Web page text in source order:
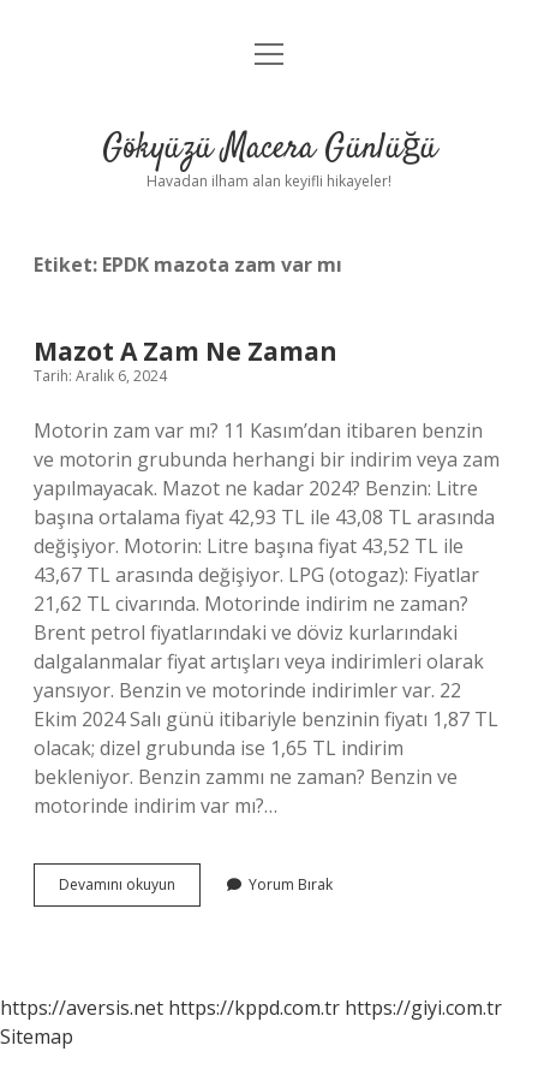
Anasayfa
Yasal Uyarı
menüyü
Gökyüzü Macera Günlüğü
Havadan ilham alan keyifli hikayeler!
Etiket: EPDK mazota zam var mı
Mazot A Zam Ne Zaman
Tarih: Aralık 6, 2024
Motorin zam var mı? 11 Kasım’dan itibaren benzin
ve motorin grubunda herhangi bir indirim veya zam
yapılmayacak. Mazot ne kadar 2024? Benzin: Litre
başına ortalama fiyat 42,93 TL ile 43,08 TL arasında
değişiyor. Motorin: Litre başına fiyat 43,52 TL ile
43,67 TL arasında değişiyor. LPG (otogaz): Fiyatlar
21,62 TL civarında. Motorinde indirim ne zaman?
Brent petrol fiyatlarındaki ve döviz kurlarındaki
dalgalanmalar fiyat artışları veya indirimleri olarak
yansıyor. Benzin ve motorinde indirimler var. 22
Ekim 2024 Salı günü itibariyle benzinin fiyatı 1,87 TL
olacak; dizel grubunda ise 1,65 TL indirim
bekleniyor. Benzin zammı ne zaman? Benzin ve
motorinde indirim var mı?…
Devamını okuyun
A
Yorum Bırak
https://aversis.net https://kppd.com.tr https://giyi.com.tr
Sitemap